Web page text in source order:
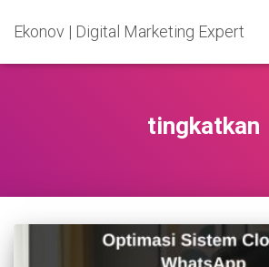
Ekonov | Digital Marketing Expert
tingkatkan